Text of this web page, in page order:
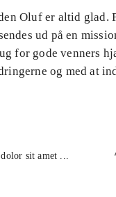
Oluf er altid glad.
ud på en
for gode venners
og med at
sit amet ...